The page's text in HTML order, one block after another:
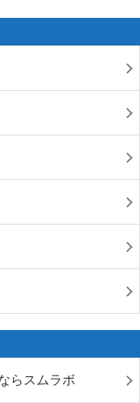
らスムラボ